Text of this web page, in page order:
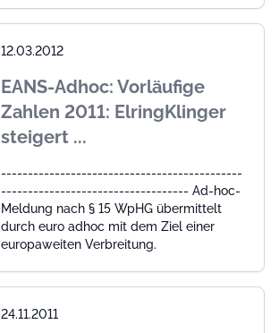
12.03.2012
EANS-Adhoc: Vorläufige
Zahlen 2011: ElringKlinger
steigert ...
---------------------------------------------
----------------------------------- Ad-hoc-
Meldung nach § 15 WpHG übermittelt
durch euro adhoc mit dem Ziel einer
europaweiten Verbreitung.
24.11.2011